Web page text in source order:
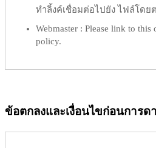
ทำลิ้งค์เชื่อมต่อไปยัง ไฟล์โด
Webmaster : Please link to this
policy.
ข้อตกลงและเงื่อนไขก่อนการด